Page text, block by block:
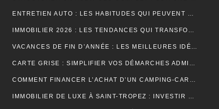
ENTRETIEN AUTO : LES HABITUDES QUI PEUVENT PROLONGER LA VIE DE VOTRE VÉHICULE
IMMOBILIER 2026 : LES TENDANCES QUI TRANSFORMENT LE MARCHÉ DE LA LOCATION
VACANCES DE FIN D’ANNÉE : LES MEILLEURES IDÉES POUR CÉLÉBRER LES FÊTES
CARTE GRISE : SIMPLIFIER VOS DÉMARCHES ADMINISTRATIVES
COMMENT FINANCER L’ACHAT D’UN CAMPING-CAR : CRÉDIT, LEASING OU PAIEMENT COMPTANT ?
IMMOBILIER DE LUXE À SAINT-TROPEZ : INVESTIR DANS UN ART DE VIVRE